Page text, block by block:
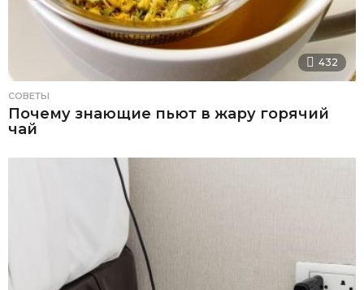
432
СОВЕТЫ
Почему знающие пьют в жару горячий
чай